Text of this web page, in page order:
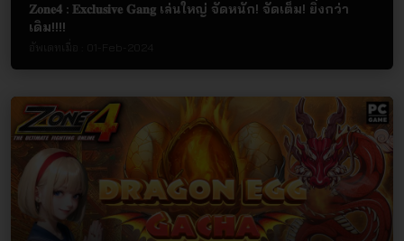
𝐙𝐨𝐧𝐞𝟒 : 𝐄𝐱𝐜𝐥𝐮𝐬𝐢𝐯𝐞 𝐆𝐚𝐧𝐠 เล่นใหญ่ จัดหนัก! จัดเต็ม! ยิ่งกว่า
เดิม!!!!